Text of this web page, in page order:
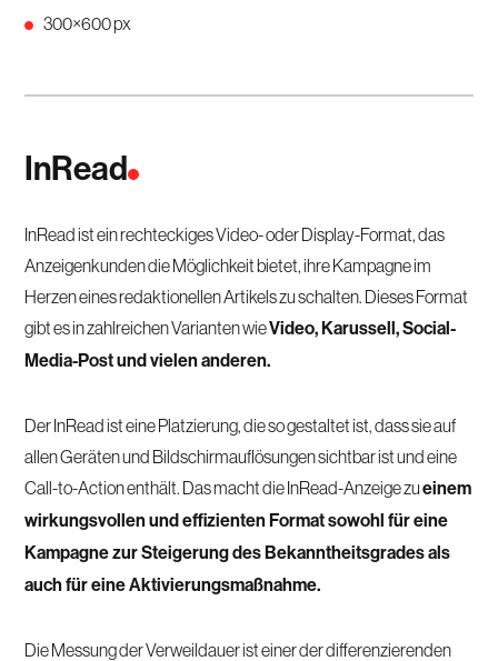
300×600 px
InRead
InRead ist ein rechteckiges Video- oder Display-Format, das
Anzeigenkunden die Möglichkeit bietet, ihre Kampagne im
Herzen eines redaktionellen Artikels zu schalten. Dieses Format
gibt es in zahlreichen Varianten wieVideo, Karussell, Social-
Media-Post und vielen anderen.
Der InRead ist eine Platzierung, die so gestaltet ist, dass sie auf
allen Geräten und Bildschirmauflösungen sichtbar ist und eine
Call-to-Action enthält. Das macht die InRead-Anzeige zueinem
wirkungsvollen und effizienten Format sowohl für eine
Kampagne zur Steigerung des Bekanntheitsgrades als
auch für eine Aktivierungsmaßnahme.
Die Messung der Verweildauer ist einer der differenzierenden